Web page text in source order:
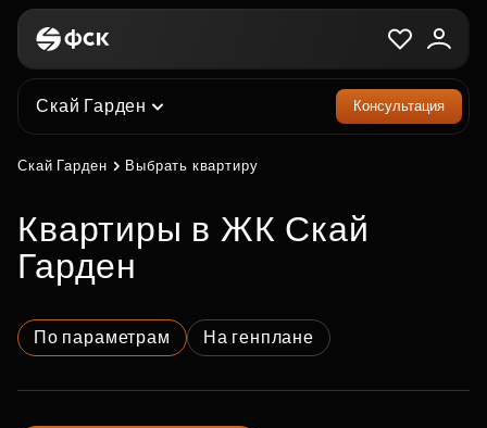
Скай Гарден Консультация
Скай Гарден Выбрать квартиру
квартиры в ЖК Скай
Гарден
По параметрам На генплане